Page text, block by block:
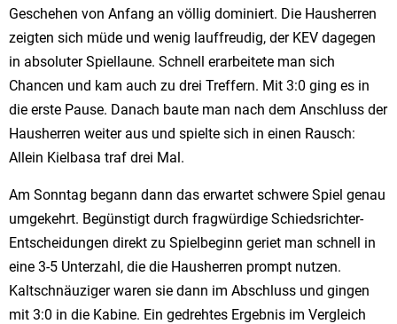
Geschehen von Anfang an völlig dominiert. Die Hausherren
zeigten sich müde und wenig lauffreudig, der KEV dagegen
in absoluter Spiellaune. Schnell erarbeitete man sich
Chancen und kam auch zu drei Treffern. Mit 3:0 ging es in
die erste Pause. Danach baute man nach dem Anschluss der
Hausherren weiter aus und spielte sich in einen Rausch:
Allein Kielbasa traf drei Mal.
Am Sonntag begann dann das erwartet schwere Spiel genau
umgekehrt. Begünstigt durch fragwürdige Schiedsrichter-
Entscheidungen direkt zu Spielbeginn geriet man schnell in
eine 3-5 Unterzahl, die die Hausherren prompt nutzen.
Kaltschnäuziger waren sie dann im Abschluss und gingen
mit 3:0 in die Kabine. Ein gedrehtes Ergebnis im Vergleich